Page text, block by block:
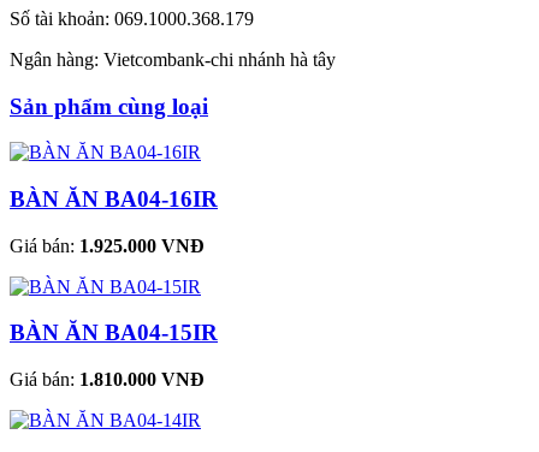
Số tài khoản: 069.1000.368.179
Ngân hàng: Vietcombank-chi nhánh hà tây
Sản phẩm cùng loại
BÀN ĂN BA04-16IR
Giá bán: 1.925.000 VNĐ
BÀN ĂN BA04-15IR
Giá bán: 1.810.000 VNĐ